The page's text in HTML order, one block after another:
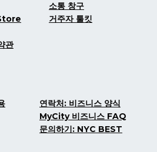
관
소통 창구
거주자 툴킷
연락처: 비즈니스 양식
MyCity 비즈니스 FAQ
문의하기: NYC BEST